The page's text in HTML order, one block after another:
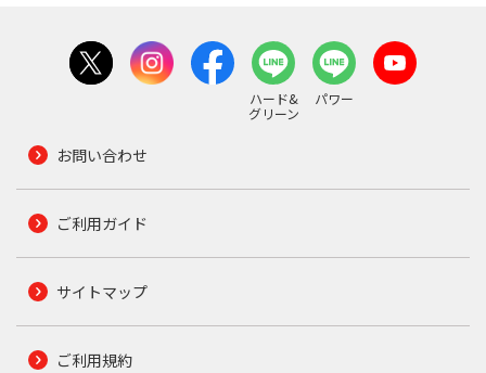
ハード&
グリーン
パワー
お問い合わせ
ご利用ガイド
サイトマップ
ご利用規約